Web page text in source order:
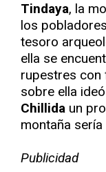
Tindaya, la
los
tesoro
ella se
rupestres
sobre ella
Chillida un
montaña sería
Publicidad